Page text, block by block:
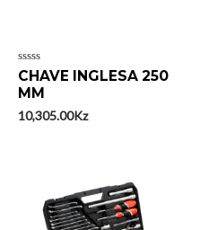
Avaliação
0
de
5
CHAVE INGLESA 250
MM
10,305.00Kz